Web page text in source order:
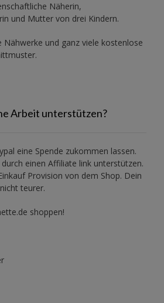
Näherin,
und Mutter von drei Kindern.
Nähwerke und ganz viele kostenlose
Arbeit unterstützen?
eine Spende zukommen lassen.
einen Affiliate link unterstützen.
Provision von dem Shop. Dein
teurer.
shoppen!